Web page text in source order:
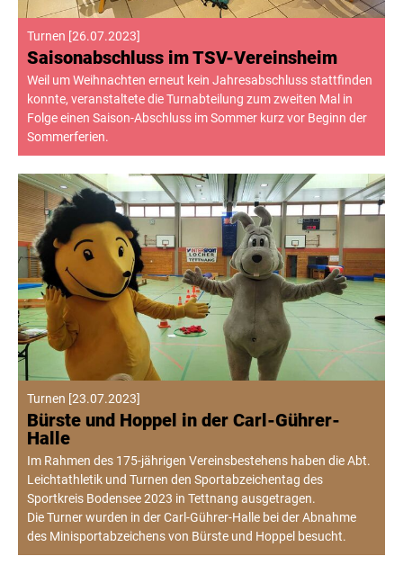
Turnen [26.07.2023]
Saisonabschluss im TSV-Vereinsheim
Weil um Weihnachten erneut kein Jahresabschluss stattfinden
konnte, veranstaltete die Turnabteilung zum zweiten Mal in
Folge einen Saison-Abschluss im Sommer kurz vor Beginn der
Sommerferien.
Turnen [23.07.2023]
Bürste und Hoppel in der Carl-Gührer-
Halle
Im Rahmen des 175-jährigen Vereinsbestehens haben die Abt.
Leichtathletik und Turnen den Sportabzeichentag des
Sportkreis Bodensee 2023 in Tettnang ausgetragen.
Die Turner wurden in der Carl-Gührer-Halle bei der Abnahme
des Minisportabzeichens von Bürste und Hoppel besucht.